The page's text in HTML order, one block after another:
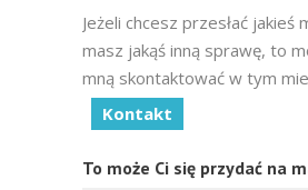
Jeżeli chcesz przesłać jakieś
masz jakąś inną sprawę, to
mną skontaktować w tym
Kontakt
To może Ci się przydać na